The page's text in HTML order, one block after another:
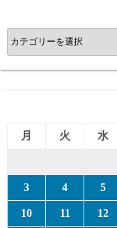
カ
テ
ゴ
月
火 水
3 4 5
10 11 12